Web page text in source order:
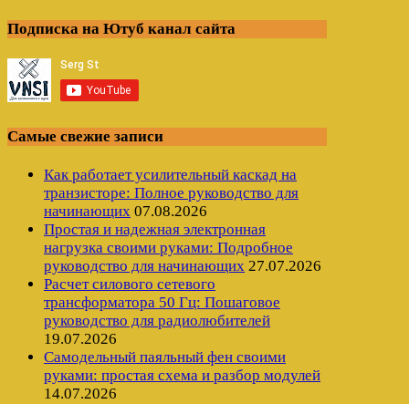
Подписка на Ютуб канал сайта
Самые свежие записи
Как работает усилительный каскад на
транзисторе: Полное руководство для
начинающих 07.08.2026
Простая и надежная электронная
нагрузка своими руками: Подробное
руководство для начинающих 27.07.2026
Расчет силового сетевого
трансформатора 50 Гц: Пошаговое
руководство для радиолюбителей
19.07.2026
Самодельный паяльный фен своими
руками: простая схема и разбор модулей
14.07.2026